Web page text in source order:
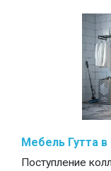
Мебель Гутта
Поступление